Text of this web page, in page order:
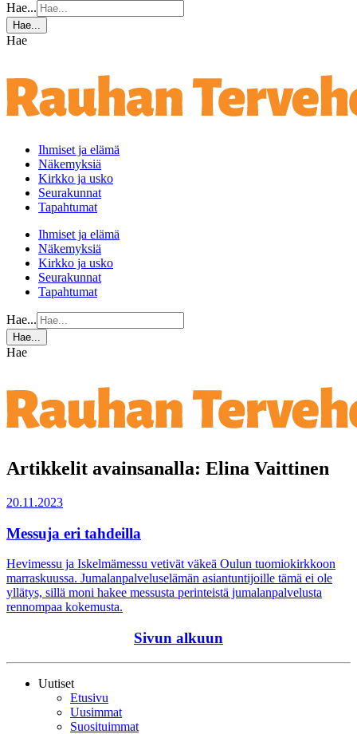
Hae...
Hae...
Hae
Ihmiset ja elämä
Näkemyksiä
Kirkko ja usko
Seurakunnat
Tapahtumat
Ihmiset ja elämä
Näkemyksiä
Kirkko ja usko
Seurakunnat
Tapahtumat
Hae...
Hae...
Hae
Artikkelit avainsanalla: Elina Vaittinen
20.11.2023
Messuja eri tahdeilla
Hevimessu ja Iskelmämessu vetivät väkeä Oulun tuomiokirkkoon
marraskuussa. Jumalanpalveluselämän asiantuntijoille tämä ei ole
yllätys, sillä moni hakee messusta perinteistä jumalanpalvelusta
rennompaa kokemusta.
Sivun alkuun
Uutiset
Etusivu
Uusimmat
Suosituimmat